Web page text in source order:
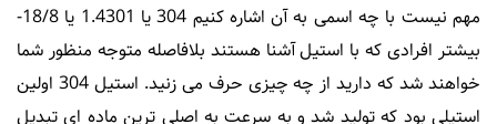
مهم نیست با چه اسمی به آن اشاره کنیم 304 یا 1.4301 یا 18/8-
بیشتر افرادی که با استیل آشنا هستند بلافاصله متوجه منظور شما
خواهند شد که دارید از چه چیزی حرف می زنید. استیل 304 اولین
استیلی بود که تولید شد و به سرعت به اصلی ترین ماده ای تبدیل